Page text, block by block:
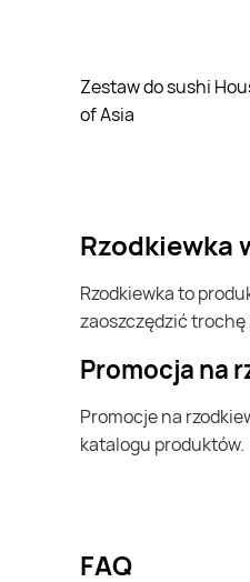
Zestaw do sushi House
of Asia
rzodkiewka to produkt, który jest bardzo popularny w Polsce i na całym świecie. Często możesz go kupić w Selgros. Jeśli chcesz kupić rzodkiewka i chcesz
zaoszczędzić
Promocja na
Promocje na rzodkiewka możesz znaleźć w gazetce promocyjnej Selgros. Specjalnie dla Ciebie wybieramy najatrakcyjniejsze oferty i prezentujemy je w formie
katalogu produktów.
FAQ